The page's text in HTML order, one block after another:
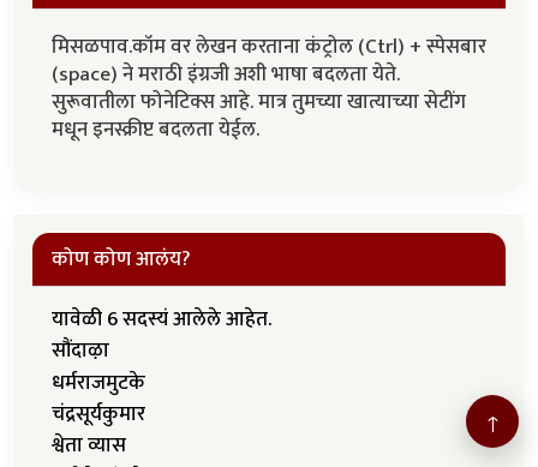
मिसळपाव.कॉम वर लेखन करताना कंट्रोल (Ctrl) + स्पेसबार
(space) ने मराठी इंग्रजी अशी भाषा बदलता येते.
सुरूवातीला फोनेटिक्स आहे. मात्र तुमच्या खात्याच्या सेटींग
मधून इनस्क्रीप्ट बदलता येईल.
कोण कोण आलंय?
यावेळी 6 सदस्यं आलेले आहेत.
सौंदाऴा
धर्मराजमुटके
चंद्रसूर्यकुमार
श्वेता व्यास
↑